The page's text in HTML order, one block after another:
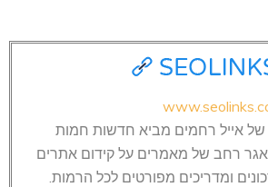
של אייל רחמים מביא חדשות חמות
רחב של מאמרים על קידום אתרים
ומדריכים מפורטים לכל הרמות.